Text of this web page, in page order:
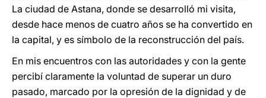
La ciudad de Astana, donde se desarrolló mi visita,
desde hace menos de cuatro años se ha convertido en
la capital, y es símbolo de la reconstrucción del país.
En mis encuentros con las autoridades y con la gente
percibí claramente la voluntad de superar un duro
pasado, marcado por la opresión de la dignidad y de